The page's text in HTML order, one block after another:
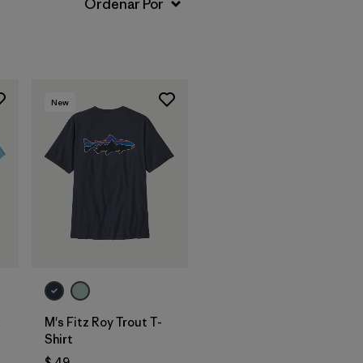
New
M's Fitz Roy Trout T-
Shirt